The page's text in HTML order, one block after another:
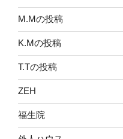
M.Mの投稿
K.Mの投稿
T.Tの投稿
ZEH
福生院